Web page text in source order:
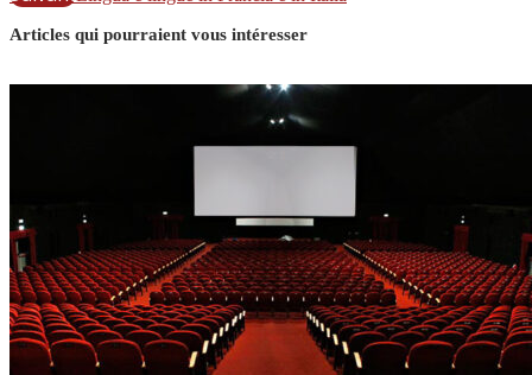
Articles qui pourraient vous intéresser